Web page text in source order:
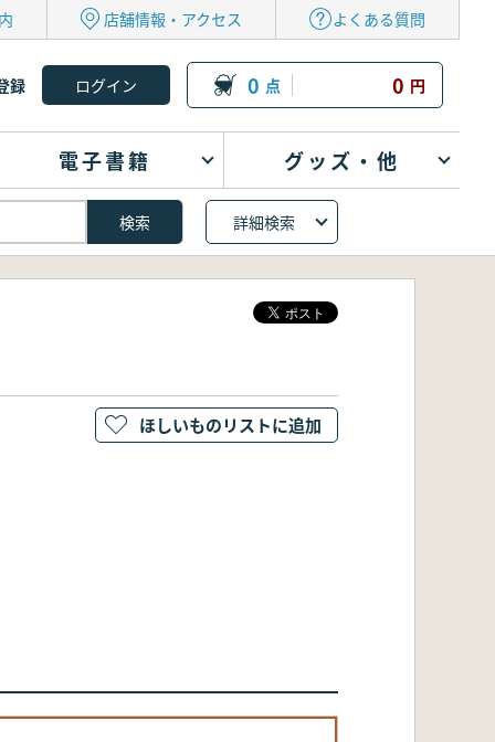
店舗情報・アクセス よくある質問
録 0 点 0 円
電子書籍 グッズ・他
詳細検索
ほしいものリストに追加